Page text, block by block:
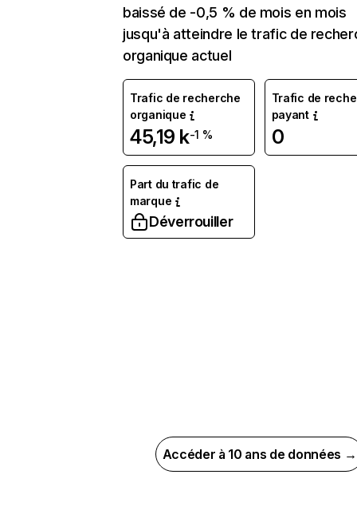
baissé de -0,5 % de mois en mois
jusqu'à atteindre le trafic de
organique actuel
Trafic de recherche
organique
45,19 k-1 %
Trafic de
payant
0
Part du trafic de
marque
Déverrouiller
Accéder à 10 ans de données →